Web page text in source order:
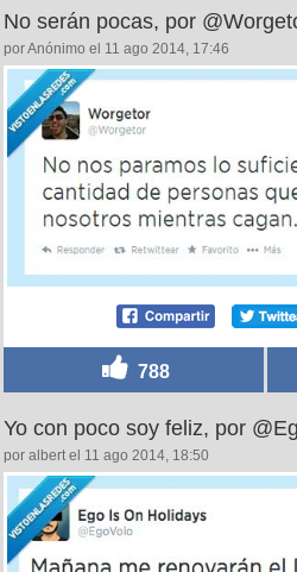
No serán pocas, por
por Anónimo el 11 ago 2014, 17:46
788
Yo con poco soy feliz, por
por albert el 11 ago 2014, 18:50